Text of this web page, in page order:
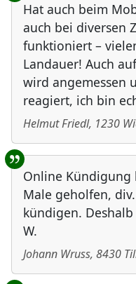
Hat auch beim
auch bei diversen
funktioniert –
Landauer! Auch
wird angemessen
reagiert, ich bin
Helmut Friedl, 1230
Online Kündigung
Male geholfen,
kündigen.
W.
Johann Wruss, 8430